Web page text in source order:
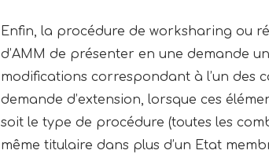
Enfin, la procédure de worksharing ou
d’AMM de présenter en une demande
modifications correspondant à l’un des
demande d’extension, lorsque ces
soit le type de procédure (toutes les
même titulaire dans plus d’un Etat